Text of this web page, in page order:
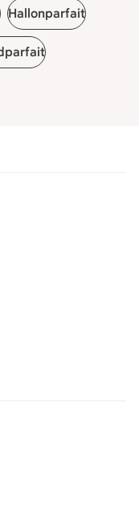
Hallonparfait